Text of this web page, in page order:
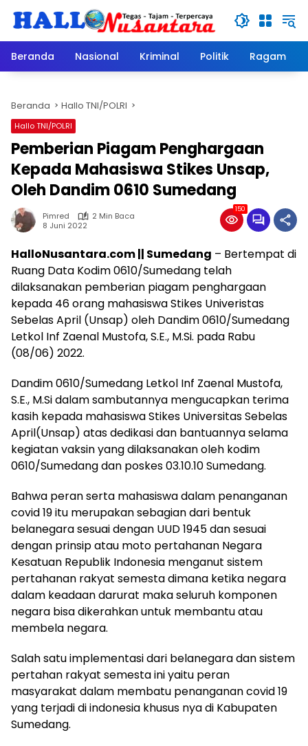
Beranda
Nasional Kriminal Politik Ragam
Beranda Hallo TNI/POLRI
Hallo TNI/POLRI
Pemberian Piagam Penghargaan
Kepada Mahasiswa Stikes Unsap,
Oleh Dandim 0610 Sumedang
Pimred
2 Min Baca
8 Juni 2022
150
HalloNusantara.com || Sumedang – Bertempat di
Ruang Data Kodim 0610/Sumedang telah
dilaksanakan pemberian piagam penghargaan
kepada 46 orang mahasiswa Stikes Univeristas
Sebelas April (Unsap) oleh Dandim 0610/Sumedang
Letkol Inf Zaenal Mustofa, S.E., M.Si. pada Rabu
(08/06) 2022.
Dandim 0610/Sumedang Letkol Inf Zaenal Mustofa,
S.E., M.Si dalam sambutannya mengucapkan terima
kasih kepada mahasiswa Stikes Universitas Sebelas
April(Unsap) atas dedikasi dan bantuannya selama
kegiatan vaksin yang dilaksanakan oleh kodim
0610/Sumedang dan poskes 03.10.10 Sumedang.
Bahwa peran serta mahasiswa dalam penanganan
covid 19 itu merupakan sebagian dari bentuk
belanegara sesuai dengan UUD 1945 dan sesuai
dengan prinsip atau moto pertahanan Negara
Kesatuan Republik Indonesia menganut sistem
pertahanan rakyat semesta dimana ketika negara
dalam keadaan darurat maka seluruh komponen
negara bisa dikerahkan untuk membantu atau
membela negara.
Salah satu implementasi dari belanegara dan sistem
pertahan rakyat semesta ini yaitu peran
masyarakat dalam membatu penanganan covid 19
yang terjadi di indonesia khusus nya di Kabupaten
Sumedang.